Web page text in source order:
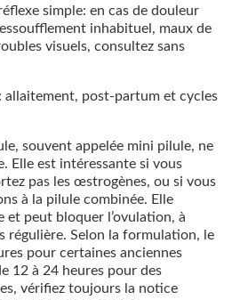
simple: en cas de douleur
inhabituel, maux de
visuels, consultez sans
allaitement, post-partum et cycles
souvent appelée mini pilule, ne
Elle est intéressante si vous
pas les œstrogènes, ou si vous
à la pilule combinée. Elle
et peut bloquer l’ovulation, à
régulière. Selon la formulation, le
pour certaines anciennes
12 à 24 heures pour des
vérifiez toujours la notice